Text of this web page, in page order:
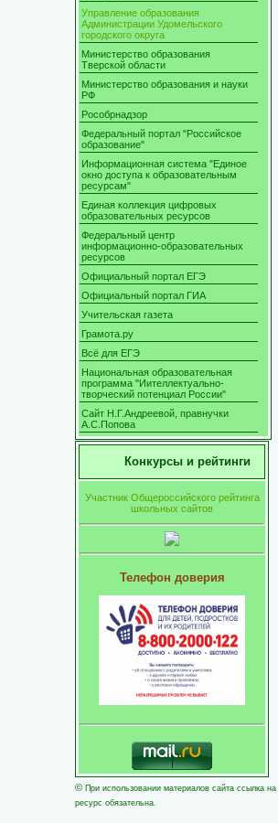
Управление образования
Администрации Удомельского
городского округа
Министерство образования
Тверской области
Министерство образования и науки
РФ
Рособрнадзор
Федеральный портал "Российское
образование"
Информационная система "Единое
окно доступа к образовательным
ресурсам"
Единая коллекция цифровых
образовательных ресурсов
Федеральный центр
информационно-образовательных
ресурсов
Официальный портал ЕГЭ
Официальный портал ГИА
Учительская газета
Грамота.ру
Всё для ЕГЭ
Национальная образовательная
программа "Иителлектуально-
творческий потенциал России"
Сайт Н.Г.Андреевой, правнучки
А.С.Попова
Конкурсы и рейтинги
Участник Общероссийского рейтинга
школьных сайтов
Телефон доверия
© При использовании материалов сайта ссылка на
ресурс обязательна.